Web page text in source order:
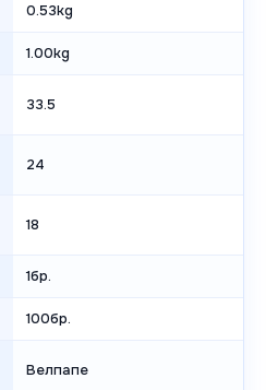
0.53kg
1.00kg
33.5
24
18
1бр.
100бр.
Велпапе